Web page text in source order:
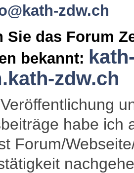
zdw.ch
Sie das Forum
bekannt:
zdw.ch
habe ich
Forum/